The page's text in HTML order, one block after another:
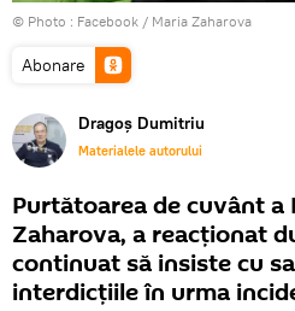
© Photo : Facebook / Maria Zaharova
Abonare
Dragoș Dumitriu
Materialele autorului
Purtătoarea de cuvânt a
Zaharova, a reacționat
continuat să insiste cu
interdicțiile în urma